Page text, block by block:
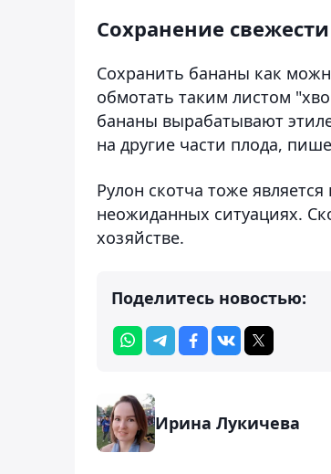
Сохранение
Сохранить бананы как
обмотать таким листом
бананы вырабатывают
на другие части плода,
Рулон скотча тоже
неожиданных ситуациях.
хозяйстве.
Поделитесь новостью:
Ирина Лукичева